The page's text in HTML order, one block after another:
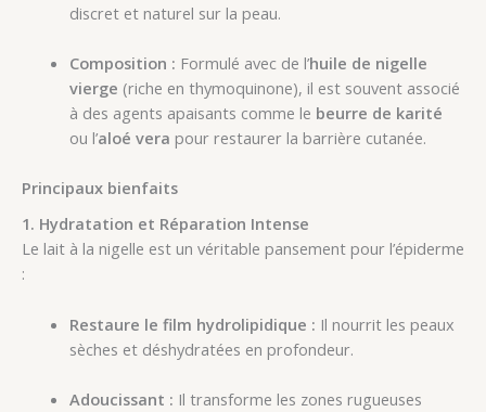
discret et naturel sur la peau.
Composition : Formulé avec de l’huile de nigelle
vierge (riche en thymoquinone), il est souvent associé
à des agents apaisants comme le beurre de karité
ou l’aloé vera pour restaurer la barrière cutanée.
Principaux bienfaits
1. Hydratation et Réparation Intense
Le lait à la nigelle est un véritable pansement pour l’épiderme
:
Restaure le film hydrolipidique : Il nourrit les peaux
sèches et déshydratées en profondeur.
Adoucissant : Il transforme les zones rugueuses